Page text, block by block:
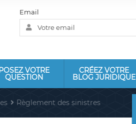
Email
VOTRE
QUESTION
CRÉEZ VOTRE
BLOG JURIDIQUE
Règlement des sinistres